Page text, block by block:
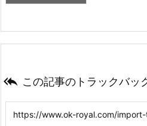
 この記事のトラックバッ